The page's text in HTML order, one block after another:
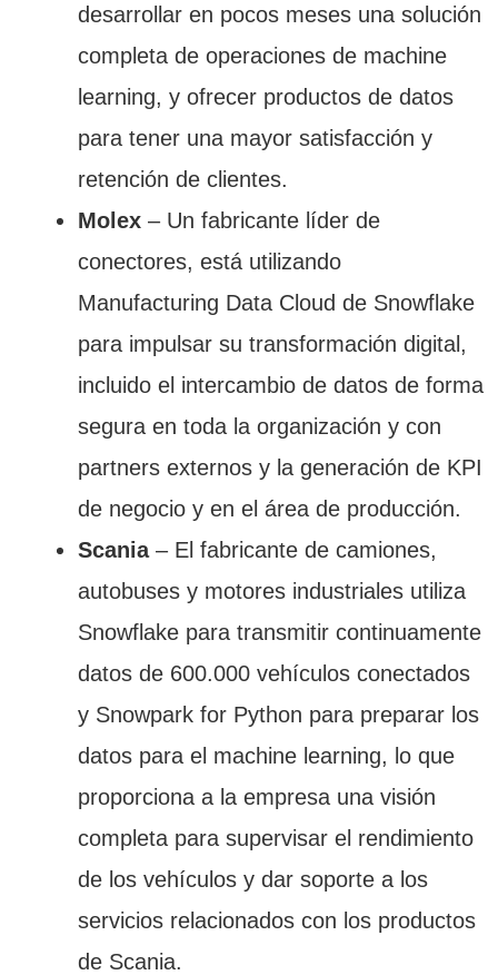
desarrollar en pocos meses una solución
completa de operaciones de machine
learning, y ofrecer productos de datos
para tener una mayor satisfacción y
retención de clientes.
Molex – Un fabricante líder de
conectores, está utilizando
Manufacturing Data Cloud de Snowflake
para impulsar su transformación digital,
incluido el intercambio de datos de forma
segura en toda la organización y con
partners externos y la generación de KPI
de negocio y en el área de producción.
Scania– El fabricante de camiones,
autobuses y motores industriales utiliza
Snowflake para transmitir continuamente
datos de 600.000 vehículos conectados
y Snowpark for Python para preparar los
datos para el machine learning, lo que
proporciona a la empresa una visión
completa para supervisar el rendimiento
de los vehículos y dar soporte a los
servicios relacionados con los productos
de Scania.